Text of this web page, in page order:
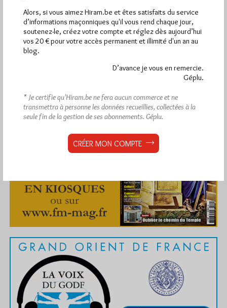
Quels sont les articles les plus lus du blog ?
Alors, si vous aimez Hiram.be et êtes satisfaits du service
d’informations maçonniques qu'il vous rend chaque jour,
soutenez-le, créez votre compte et réglez dès aujourd’hui
vos 20 € pour votre accès permanent et illimité d'un an au
blog.
D’avance je vous en remercie.
Géplu.
* Je certifie qu’Hiram.be ne fera aucun commerce et ne
transmettra à personne les données recueillies, collectées à la
seule fin de la gestion de ses abonnements. Géplu.
CRÉER MON COMPTE